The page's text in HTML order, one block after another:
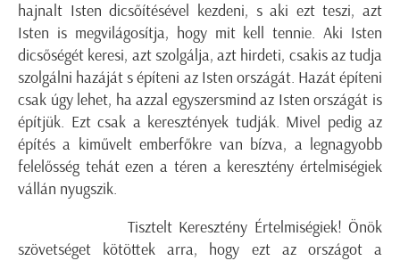
hajnalt Isten dicsőítésével kezdeni, s aki ezt teszi, azt
Isten is megvilágosítja, hogy mit kell tennie. Aki Isten
dicsőségét keresi, azt szolgálja, azt hirdeti, csakis az tudja
szolgálni hazáját s építeni az Isten országát. Hazát építeni
csak úgy lehet, ha azzal egyszersmind az Isten országát is
építjük. Ezt csak a keresztények tudják. Mivel pedig az
építés a kiművelt emberfőkre van bízva, a legnagyobb
felelősség tehát ezen a téren a keresztény értelmiségiek
vállán nyugszik.
Tisztelt Keresztény Értelmiségiek! Önök
szövetséget kötöttek arra, hogy ezt az országot a